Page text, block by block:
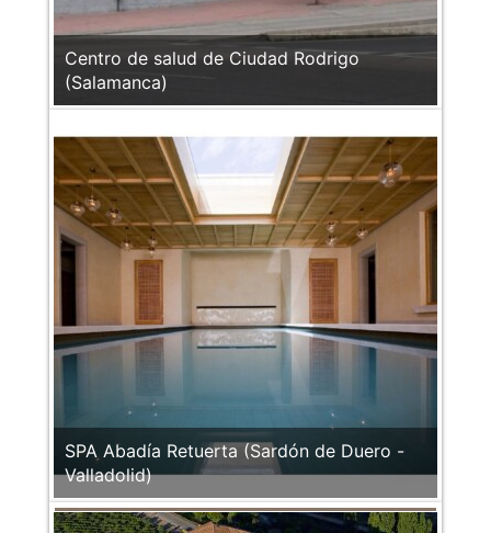
Centro de salud de Ciudad Rodrigo
(Salamanca)
SPA Abadía Retuerta (Sardón de Duero -
Valladolid)